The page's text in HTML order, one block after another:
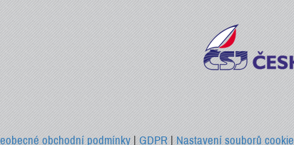
obchodní podmínky |GDPR |Nastavení souborů cookie